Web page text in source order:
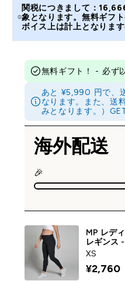
関税につきまして：
象となります。無料ギフ
ボイス上は計上となりま
無料ギフト！ - 必ず
あと ¥5,990 円で、
なります。また、送
みとなります。）GET
海外配送
🎉
MP レデ
レギンス
XS
¥2,760‎